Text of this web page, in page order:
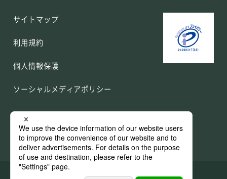
サイトマップ
利用規約
個人情報保護
ソーシャルメディアポリシー
Copyright 2026 MITSUMURA PRINTING Co., Ltd.